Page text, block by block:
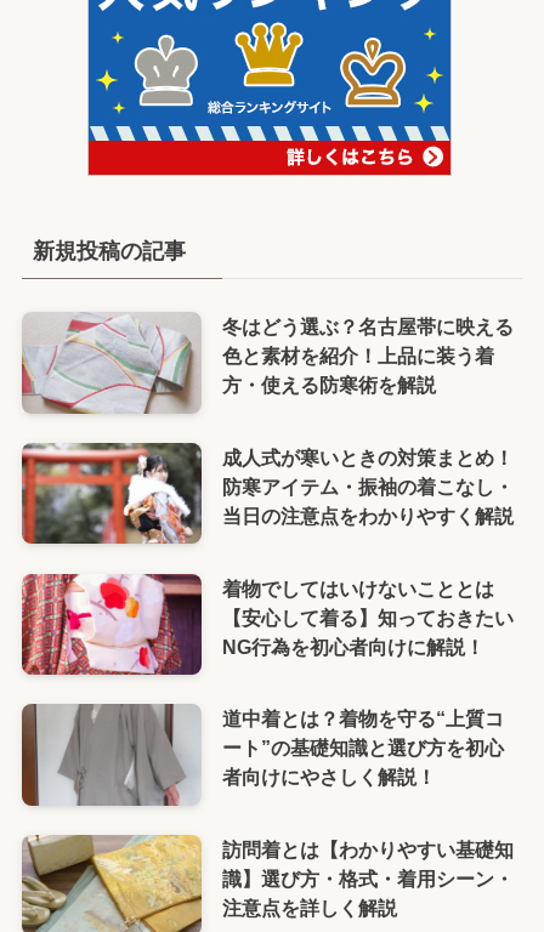
新規投稿の記事
冬はどう選ぶ？名古屋帯に映える
色と素材を紹介！上品に装う着
方・使える防寒術を解説
成人式が寒いときの対策まとめ！
防寒アイテム・振袖の着こなし・
当日の注意点をわかりやすく解説
着物でしてはいけないこととは
【安心して着る】知っておきたい
NG行為を初心者向けに解説！
道中着とは？着物を守る“上質コ
ート”の基礎知識と選び方を初心
者向けにやさしく解説！
訪問着とは【わかりやすい基礎知
識】選び方・格式・着用シーン・
注意点を詳しく解説